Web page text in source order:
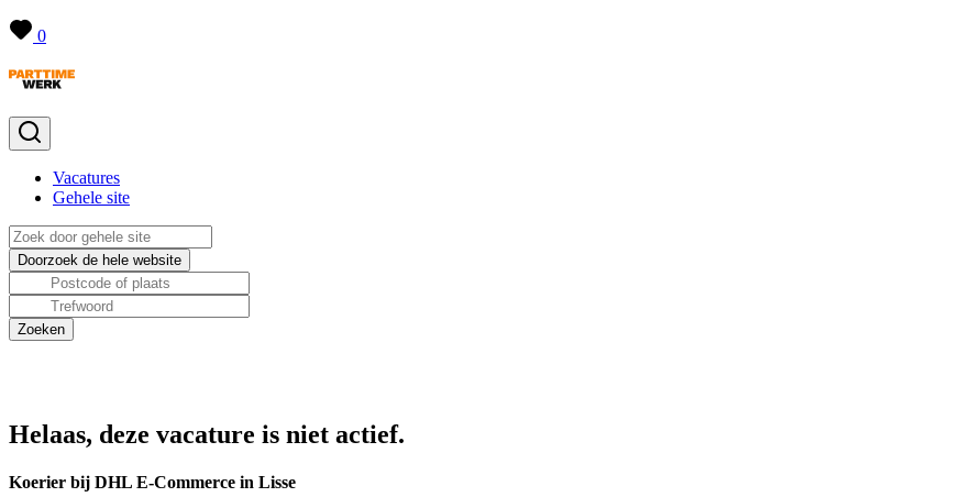
0
Vacatures
Gehele site
Helaas, deze vacature is niet actief.
Koerier bij DHL E-Commerce in Lisse